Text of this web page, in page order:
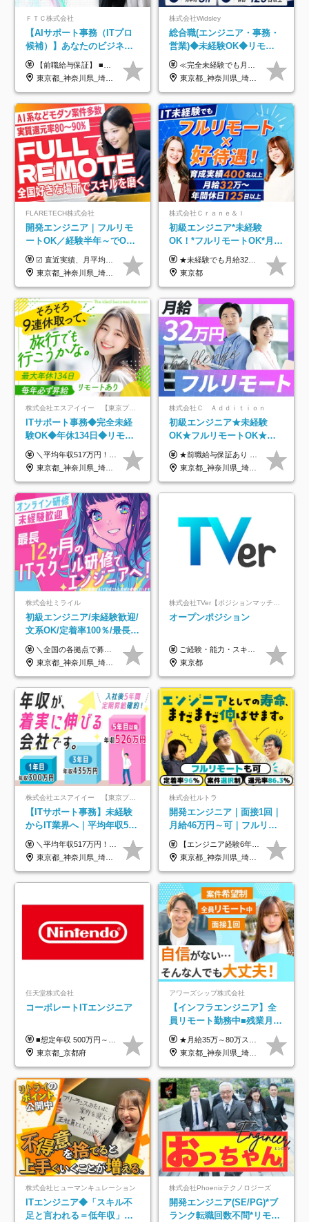
ＦＴＣ株式会社
【AIサポート事務（ITプロ
候補）】あなたのビジネス
経験をAI業界で活かす◆IT
未経験OK◆目指せるコンサ
ル
【前職給与保証】 ■未経験者： 月給30万円～35万円 ■ローキャリア（経験目安1年程度）： 月給35万円～40万円 ■経験者（経験目安3年以上）： 月給40万円～60万円 ■即戦力（経験目安5年以上）： 月給45万円～80万円 ※上記金額には固定残業代30時間分 【未経験者5万5000円～7万3000円、 ローキャリア6万4000円～7万3000円、 経験者5万8000円～10万9000円、 即戦力8万2000円～14万5000円】を含みます。 ※30時間を超える場合は追加で全額支給します。 ※経験・能力・前職給与などを総合的に評価したうえでご納得いただけるよう個別決定。 未経験者の場合、前職給与とポテンシャルを査定のうえ決定いたします。 ※日本国内でのIT業界経験、または同等の実務経験と能力に応じて決定します。 ※前職給与は日本円かつ、日本国内での実績に基づき評価します。 【納得の評価システム】 ★クォーター毎に査定する評価制度導入！ 明確な評価基準で翌年度年収を上げましょう！ ★評価対象期間に在籍中のほとんどの社員が昇給し 年収アップを実現しています！ ★様々なインセンティブ制度を用意し多角的に正当評価しています！ ※試用期間6カ月（期間中の待遇等に差異なし）
東京都_神奈川県_埼玉県_千葉県
株式会社Widsley
総合職(エンジニア・事務・
営業)◆未経験OK◆リモー
トあり◆残業月3h◆服装髪
型自由
≪完全未経験でも月給40万円以上も可能です！≫ -------------- 【1】ITエンジニア 月給26万円～50万円＋プロジェクト手当＋資格手当 【2】IT事務、営業事務 月給26万円～50万円＋プロジェクト手当＋資格手当 ≪【1】【2】共通≫ ★上記給与には固定残業代20時間分(月3万719円～)を含みます。残業が超過した場合は、追加支給します(残業は月平均3時間とほぼ発生しません。残業がなくても、固定残業代は支給されます) ★試用期間6ヵ月あり（期間中は月給23万1000円～。固定残業代20時間分3万719円～を含む／超過分は別途支給） -------------- 【3】SES営業、SaaS営業 月給30万円以上＋インセンティブ＋各種手当 ★上記給与には固定残業代45時間分(月7万6967円～)を含みます。残業が超過した場合は、追加支給します(残業は月平均3時間とほぼ発生しません。残業がなくても、固定残業代は支給されます) ★試用期間6ヵ月あり(期間中も給与や福利厚生は同じです)
東京都_神奈川県_埼玉県_千葉県_大阪府_愛知県_北海道_青森県_岩手県_宮城県_秋田県_山形県_福島県_茨城県_栃木県_群馬県_新潟県_山梨県_長野県_富山県_石川県_福井県_静岡県_岐阜県_三重県_兵庫県_京都府_滋賀県_奈良県_和歌山県_広島県_岡山県_鳥取県_島根県_山口県_徳島県_香川県_愛媛県_高知県_福岡県_熊本県_佐賀県_長崎県_大分県_宮崎県_鹿児島県_沖縄県
FLARETECH株式会社
開発エンジニア｜フルリモ
ートOK／経験半年～でOK
／実質還元率80～90%／前
給保証／AI系など最先端案
件多数
☑︎ 直近実績、月平均17,000円の昇給 ☑︎ 前職給与100%保証 ☑︎ 実質還元率80～90% ☑︎ 待機時も給与は満額支給 月給35万円～70万円＋交通費など各種手当 ※想定年収：4,200,000円～10,560,000円 ※経験・能力等を考慮の上で決定します。 ※上記金額には、みなし残業手当（50時間分・104,000円～212,000円）を含みます。超過分は別途追加支給します。 ┗残業時間は月平均10時間、多い時でも20時間程度と安定しております ★単価連動型の給与体系ではないため、万が一待機になってもその間の給与は満額支給しています。 ＜1年間の昇給事例をご紹介！＞ ・20代/フロントエンドエンジニア：月給274,000円→月給362,000円（＋88,000円/月） ・20代/iOSエンジニア：月給237,000円→月給287,000円（＋50,000円/月） ・20代/Androidエンジニア：月給316,000円→月給374,000円（＋58,000円/月） ・30代/Javaエンジニア（上流）：月給340,000円→月給418,000円（＋78,000円/月） ・30代/PMO：月給340,000円→月給418,000円（＋78,000円/月）
東京都_神奈川県_埼玉県_千葉県_大阪府_愛知県_北海道_青森県_岩手県_宮城県_秋田県_山形県_福島県_茨城県_栃木県_群馬県_新潟県_山梨県_長野県_富山県_石川県_福井県_静岡県_岐阜県_三重県_兵庫県_京都府_滋賀県_奈良県_和歌山県_広島県_岡山県_鳥取県_島根県_山口県_徳島県_香川県_愛媛県_高知県_福岡県_熊本県_佐賀県_長崎県_大分県_宮崎県_鹿児島県_沖縄県
株式会社Ｃｒａｎｅ＆Ｉ
初級エンジニア*未経験
OK！*フルリモートOK*月給
32万～*残業月9.8h*1ヶ月の
研修*資格取得率100％
★未経験でも月給32万円スタート★ 月収32万円～35万円＋各種手当（資格手当だけで毎月15万の上乗せ実績あり！） ★資格手当豊富！1資格につき最大3万円支給 ★功績手当の導入で、毎月のお給与に上乗せで最大10万円支給している社員も！ ★1回の昇級で年収数十万UPも可 ★ゆくゆくは年収1000万以上も目指せる 年俸384万円～1,162万8,000円（12分割） ※経験・スキルを考慮の上決定します ※上記金額には固定残業代（月30h分・60,800円～66,500円）を含みます ※超過分は別途全額支給します ※試用期間2ヶ月間あり（その他待遇に差異はありません）
東京都
株式会社エスアイイー 【東京プロマーケット上場】
ITサポート事務◆完全未経
験OK◆年休134日◆リモー
トOK◆残業月7h以下◆賞与
年3回◆5年目まで必ず昇給
＼平均年収517万円！入社5年目まで毎年必ず昇給／ ■賞与年3回 ■年収800万円以上も可 ■入社3年以上の平均年収469.2万円 月給23万2000円以上＋賞与年3回＋各種手当 ☆入社5年目まで最大1万5000円の定期昇給を確約 ┃各種手当充実 ・規定の資格を取得すれば、2000円～5万円を毎月支給（2万4000円～60万円／年） ・研修中に取得した取得率95％の資格でも研修後の給料UP ※月給は年齢・経験・能力を考慮して、優遇いたします ※上記月給金額は固定残業代（20時間/3万1300円円以上）を含み、超過分は別途支給いたします ※試用期間（6ヶ月）は月給に変動はありますが、その他待遇に差異はありません ├入社後1ヶ月～3ヶ月間は、月給20万1900円となります └上記金額は固定残業代（10時間／1万6000円）を含み、超過分は別途支給いたします
東京都_神奈川県_埼玉県_千葉県_大阪府_愛知県_北海道_青森県_岩手県_宮城県_秋田県_山形県_福島県_茨城県_栃木県_群馬県_新潟県_山梨県_長野県_富山県_石川県_福井県_静岡県_岐阜県_三重県_兵庫県_京都府_滋賀県_奈良県_和歌山県_広島県_岡山県_鳥取県_島根県_山口県_徳島県_香川県_愛媛県_高知県_福岡県_熊本県_佐賀県_長崎県_大分県_宮崎県_鹿児島県_沖縄県
株式会社Ｃ Ａｄｄｉｔｉｏｎ
初級エンジニア★未経験
OK★フルリモートOK★月
給32万円～★残業月10h＆
年休120日以上★副業可
★前職給与保証あり ★月給32万円以上＋インセンティブあり 月給32万円以上＋インセンティブ＋各種手当 ※上記には固定残業代（月30時間・44,400円～）を含みます ※超過分は別途支給します ※試用期間はございません ★＼成果＝あなたの収入／★ 【1】案件単価ー8万円＝あなたの給与 参画したプロジェクトの案件単価から 一律8万円引いた金額があなたの給与です！ （月給例） ■1人称での構築・小規模な詳細設計 案件単価55万円ー8万円＝月給47万円（還元率85.5%） ■大型案件の設計・構築やプロジェクト管理 案件単価90万円ー8万円＝月給82万円（還元率91.1%） ‥‥‥‥‥‥‥‥‥‥‥‥‥‥‥‥‥‥ 【2】月給の他にも豊富なインセンティブあり 全員が月3～13万円のインセンティブをゲットしています！ ≪インセンティブ制度≫ 稼働している現場で増員・交代が発生し、 当社の人員を配属が決定した際に支給。 ◇C Addition正社員が参画 ：実粗利の10%／毎月 ◇協力会社所属の社員が参画：実粗利の30%／毎月 ≪リファラル制度≫ あなたの知り合いが当社のメンバーになった際に、 毎月1人あたり2万円支給します◎ ‥‥‥‥‥‥‥‥‥‥‥‥‥‥‥‥‥‥
東京都_神奈川県_埼玉県_千葉県_大阪府_愛知県_北海道_青森県_岩手県_宮城県_秋田県_山形県_福島県_茨城県_栃木県_群馬県_新潟県_山梨県_長野県_富山県_石川県_福井県_静岡県_岐阜県_三重県_兵庫県_京都府_滋賀県_奈良県_和歌山県_広島県_岡山県_鳥取県_島根県_山口県_徳島県_香川県_愛媛県_高知県_福岡県_熊本県_佐賀県_長崎県_大分県_宮崎県_鹿児島県_沖縄県
株式会社ミライル
初級エンジニア/未経験歓迎/
文系OK/定着率100％/最長1
年の自社ITスクール研修あ
り/年休130日
＼全国の各拠点で募集中！／ 給与は以下の通り、勤務地により異なります。 札幌：月給23万円～27万円 仙台：月給22万円～26万円 新潟：月給22万円～26万円 東京：月給26万円～30万円 大阪：月給24万円～29万円 福岡：月給23.5万円～27万円 沖縄：月給21万円～26万円 ◎給与は知識や経験を考慮して決定します。 ◎残業は別途全額支給します。 ◎試用期間12カ月あり（給与は以下の通りです。その他条件に変更はありません） （試用期間の給与） 札幌：月給18.6万円～ 仙台：月給19万円～ 新潟：月給18万円～ 東京：月給22万円～ 大阪：月給20.8万円～ 福岡：月給19万円～ 沖縄：月給18万円～
東京都_神奈川県_埼玉県_千葉県_大阪府_愛知県_北海道_青森県_岩手県_宮城県_秋田県_山形県_福島県_茨城県_栃木県_群馬県_新潟県_山梨県_長野県_富山県_石川県_福井県_静岡県_岐阜県_三重県_兵庫県_京都府_滋賀県_奈良県_和歌山県_広島県_岡山県_鳥取県_島根県_山口県_徳島県_香川県_愛媛県_高知県_福岡県_熊本県_佐賀県_長崎県_大分県_宮崎県_鹿児島県_沖縄県
株式会社TVer【ポジションマッチ登録】
オープンポジション
ご経験・能力・スキル等により、当社基準にて優遇・相談のうえ決定いたします。
東京都
株式会社エスアイイー 【東京プロマーケット上場】
【ITサポート事務】未経験
からIT業界へ｜平均年収517
万円｜ホワイト企業認定｜
年休134日｜リモートOK
＼平均年収517万円！入社5年目まで毎年必ず昇給／ ■賞与年3回 ■年収800万円以上も可 ■入社3年以上の平均年収469.2万円 月給23万2000円以上＋賞与年3回＋各種手当 ☆入社5年目まで最大1万5000円の定期昇給を確約 ┃各種手当充実 ・規定の資格を取得すれば、2000円～5万円を毎月支給（2万4000円～60万円／年） ・研修中に取得した取得率95％の資格でも研修後の給料UP ※月給は年齢・経験・能力を考慮して、優遇いたします ※上記月給金額は固定残業代（20時間/3万1300円円以上）を含み、超過分は別途支給いたします ※試用期間（6ヶ月）は月給に変動はありますが、その他待遇に差異はありません ├入社後1ヶ月～3ヶ月間は、月給20万1900円となります └上記金額は固定残業代（10時間／1万6000円）を含み、超過分は別途支給いたします
東京都_神奈川県_埼玉県_千葉県_大阪府_愛知県_北海道_青森県_岩手県_宮城県_秋田県_山形県_福島県_茨城県_栃木県_群馬県_新潟県_山梨県_長野県_富山県_石川県_福井県_静岡県_岐阜県_三重県_兵庫県_京都府_滋賀県_奈良県_和歌山県_広島県_岡山県_鳥取県_島根県_山口県_徳島県_香川県_愛媛県_高知県_福岡県_熊本県_佐賀県_長崎県_大分県_宮崎県_鹿児島県_沖縄県
株式会社ルトラ
開発エンジニア｜面接1回｜
月給46万円～可｜フルリモ
ートも可｜案件選択制｜定
着率96％以上｜副業OK｜住
宅手当
【エンジニア経験6年以上の方】 月給46万円～100万円（固定残業代含む） ※上記月給には月30時間分の固定残業代（月8万7,400円～月19万円）を含む。超過分は全額支給。 【エンジニア経験4年以上の方】 月給42万円～100万円（固定残業代含む） ※上記月給には月30時間分の固定残業代（月7万9,800円～月19万円）を含む。超過分は全額支給。 【エンジニア経験4年未満の方】 月給38万円～100万円（固定残業代含む） ※上記月給には月30時間分の固定残業代（月7万2,200円～月19万円）を含む。超過分は全額支給。 ※経験、スキル、前職給与などを踏まえて決定。 ◆ルトラの給与制度のポイント！◆ ・社員の95%が入社時に年収UP！最高で300万円UPの実績も ・平均還元率86.3%（交通費・住宅手当・会社負担分の社保も含む） ・人柄やポテンシャルを評価し、スキル以上の希望年収を提示することも ・退職金制度やリファラル手当（平均50万円）あり
東京都_神奈川県_埼玉県_千葉県_大阪府_愛知県_北海道_青森県_岩手県_宮城県_秋田県_山形県_福島県_茨城県_栃木県_群馬県_新潟県_山梨県_長野県_富山県_石川県_福井県_静岡県_岐阜県_三重県_兵庫県_京都府_滋賀県_奈良県_和歌山県_広島県_岡山県_鳥取県_島根県_山口県_徳島県_香川県_愛媛県_高知県_福岡県_熊本県_佐賀県_長崎県_大分県_宮崎県_鹿児島県_沖縄県
任天堂株式会社
コーポレートITエンジニア
■想定年収 500万円～900万円 月給制 月給278,000円～ ※残業が発生した場合、残業代を別途全額支給します ※試用期間2ヶ月あり(待遇や給与に差異はありません)
東京都_京都府
アワーズシップ株式会社
【インフラエンジニア】全
員リモート勤務中■残業月
3h■最大3ヶ月の連休あり■
年休126日■20～30代活躍
中！
★月給35万～80万スタートも可 【未経験の方】 ■月給26万～80万＋賞与年2回（年2ヶ月分） 【何かしらのインフラエンジニア経験をお持ちの方】 ■月給35万～80万＋賞与年2回（年2ヶ月分） ※スキル・経験などを考慮し決定します ※試用期間6ヶ月あり。期間中は契約社員となります。その他の待遇に差異はありません（試用期間終了後、昇給の可能性あり） ※上記金額には固定残業代（月30時間分／4万9600円～15万2600円）を含みます。超過分は別途支給いたします。 ＼頑張りはインセンティブで還元！／ クライアントに貢献度を評価され、当社のエンジニアが追加で案件に参画することになるなど、会社にとって利益になる行動はしっかり評価します。 会社の成長に貢献できていることを実感でき、「もっと頑張ろう」と思える体制づくりを整えています！
東京都_神奈川県_埼玉県_千葉県_大阪府
株式会社ヒューマンキュレーション
ITエンジニア◆「スキル不
足と言われる＝低年収」で
株式会社Phoenixテクノロジーズ
開発エンジニア(SE/PG)*ブ
ランク転職回数不問*リモー